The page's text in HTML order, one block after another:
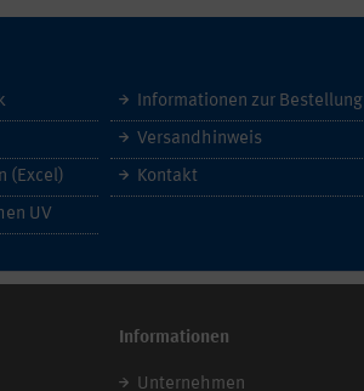
(Excel)
UV
Informationen zur Bestellung
Versandhinweis
Kontakt
Informationen
Unternehmen